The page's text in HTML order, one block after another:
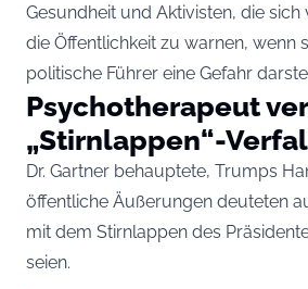
Gesundheit und Aktivisten, die
die Öffentlichkeit zu warnen, wenn
politische Führer eine Gefahr
Psychotherapeut
„Stirnlappen“-
Dr. Gartner behauptete, Trumps
öffentliche Äußerungen deuteten
mit dem Stirnlappen des
seien.